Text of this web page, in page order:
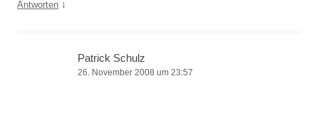
Antworten ↓
Patrick Schulz
26. November 2008 um 23:57